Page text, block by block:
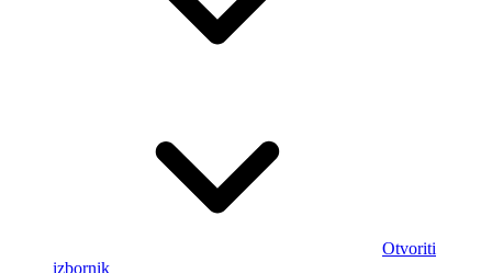
Otvoriti
izbornik